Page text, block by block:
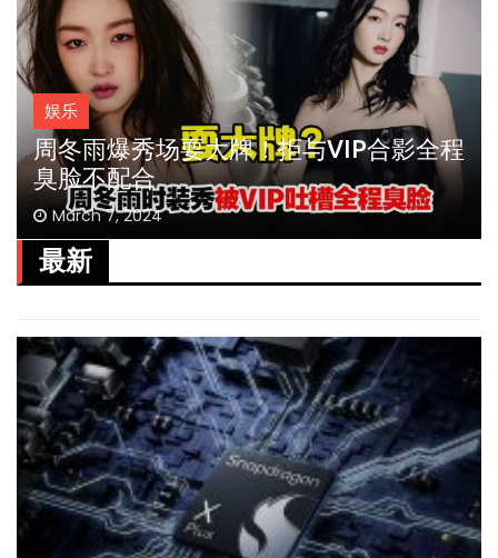
娱乐
周冬雨爆秀场耍大牌！拒与VIP合影全程
臭脸不配合
March 7, 2024
最新